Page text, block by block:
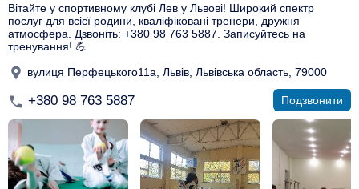
Вітайте у спортивному клубі Лев у Львові! Широкий спектр
послуг для всієї родини, кваліфіковані тренери, дружня
атмосфера. Дзвоніть: +380 98 763 5887. Записуйтесь на
тренування! 💪
вулиця Перфецького11а, Львів, Львівська область, 79000
+380 98 763 5887 Подзвонити